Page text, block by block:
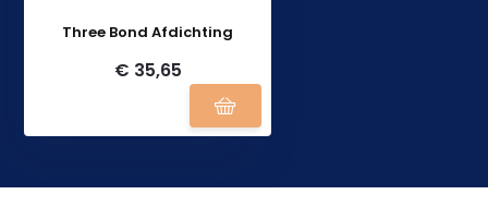
Three Bond Afdichting
€ 35,65